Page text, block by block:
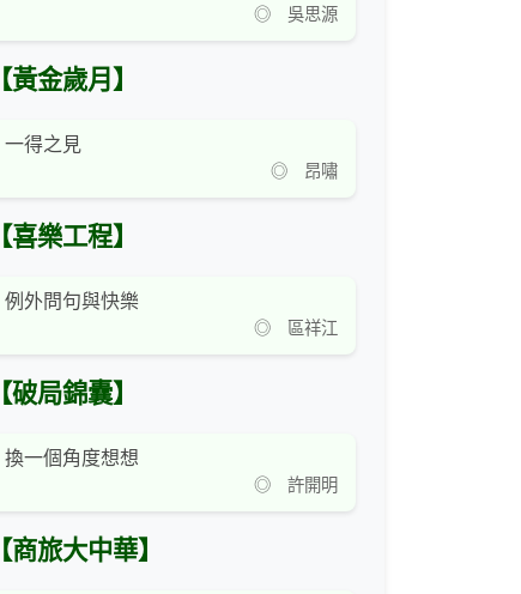
◎ 吳思源
【黃金歲月】
一得之見
◎ 昂嘯
【喜樂工程】
例外問句與快樂
◎ 區祥江
【破局錦囊】
換一個角度想想
◎ 許開明
【商旅大中華】